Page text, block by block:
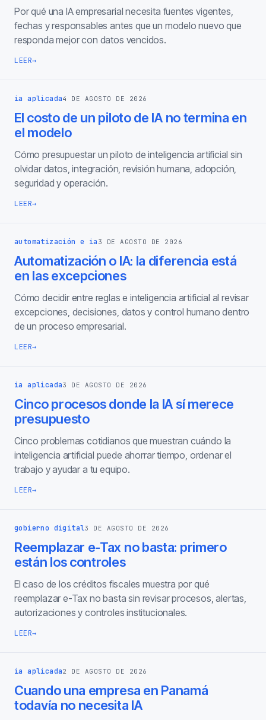
Por qué una IA empresarial necesita fuentes vigentes,
fechas y responsables antes que un modelo nuevo que
responda mejor con datos vencidos.
LEER→
ia aplicada4 DE AGOSTO DE 2026
El costo de un piloto de IA no termina en
el modelo
Cómo presupuestar un piloto de inteligencia artificial sin
olvidar datos, integración, revisión humana, adopción,
seguridad y operación.
LEER→
automatización e ia 3 DE AGOSTO DE 2026
Automatización o IA: la diferencia está
en las excepciones
Cómo decidir entre reglas e inteligencia artificial al revisar
excepciones, decisiones, datos y control humano dentro
de un proceso empresarial.
LEER→
ia aplicada3 DE AGOSTO DE 2026
Cinco procesos donde la IA sí merece
presupuesto
Cinco problemas cotidianos que muestran cuándo la
inteligencia artificial puede ahorrar tiempo, ordenar el
trabajo y ayudar a tu equipo.
LEER→
gobierno digital3 DE AGOSTO DE 2026
Reemplazar e-Tax no basta: primero
están los controles
El caso de los créditos fiscales muestra por qué
reemplazar e-Tax no basta sin revisar procesos, alertas,
autorizaciones y controles institucionales.
LEER→
ia aplicada2 DE AGOSTO DE 2026
Cuando una empresa en Panamá
todavía no necesita IA